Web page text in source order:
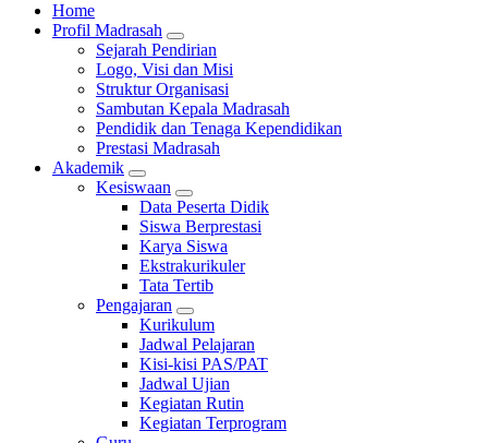
Home
Profil Madrasah
Sejarah Pendirian
Logo, Visi dan Misi
Struktur Organisasi
Sambutan Kepala Madrasah
Pendidik dan Tenaga Kependidikan
Prestasi Madrasah
Akademik
Kesiswaan
Data Peserta Didik
Siswa Berprestasi
Karya Siswa
Ekstrakurikuler
Tata Tertib
Pengajaran
Kurikulum
Jadwal Pelajaran
Kisi-kisi PAS/PAT
Jadwal Ujian
Kegiatan Rutin
Kegiatan Terprogram